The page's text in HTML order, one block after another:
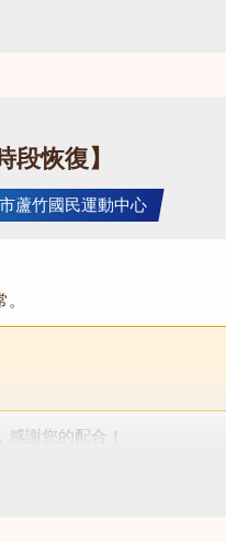
恢復】
蘆竹國民運動中心
謝您的配合！